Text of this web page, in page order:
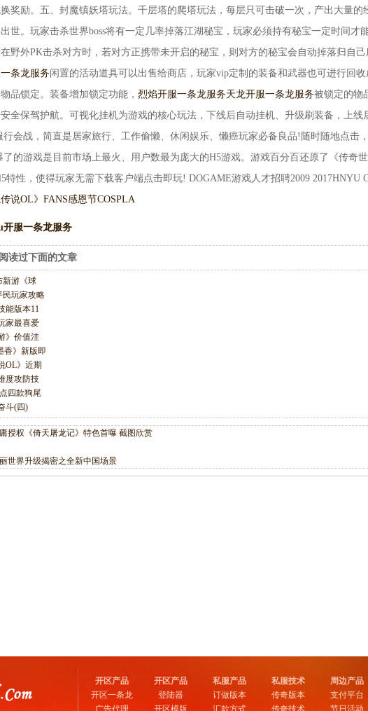
奖励。五、封魔镇妖塔玩法。千层塔的爬塔玩法，每层只可击破一次，产出大量的
世。玩家击杀世界boss将有一定几率掉落江湖秘宝，玩家必须持有秘宝一定时间才
野外PK击杀对方时，若对方正携带未开启的秘宝，则对方的秘宝会自动掉落归自
条龙服务闲置的活动道具可以出售给商店，玩家vip定制的装备和武器也可进行回
品锁定。装备增加锁定功能， 烈焰开服一条龙服务天龙开服一条龙服务被锁定的物
全保驾护航。可视化挂机为游戏的核心玩法，下线后自动挂机、升级刷装备，上线
行会战，简直是居家旅行、工作偷懒、休闲娱乐、懒癌玩家必备良品!随时随地点击
了的游戏是目前市场上最火、用户数最为庞大的H5游戏。游戏百分百还原了《传奇
特性，使得玩家无需下载客户端点击即玩! DOGAME游戏人才招聘2009 2017HNYU
传说OL》FANS感恩节COSPLA
开服一条龙服务
读过下面的文章
新游《球
民玩家攻略
能版本11
家最喜爱
》价值洼
香》新版即
OL》近期
度攻防技
四款狗尾
斗(四)
授权《倚天屠龙记》特色首曝 截图欣赏
世界升级揭密之全新中国场景
开区产品
开区一条龙
广告代理
开区产品
登陆器
开区模版
私服产品
订做版本
汇款方式
私服技术
传奇版本
传奇技术
周边产品
支付平台
节日活动